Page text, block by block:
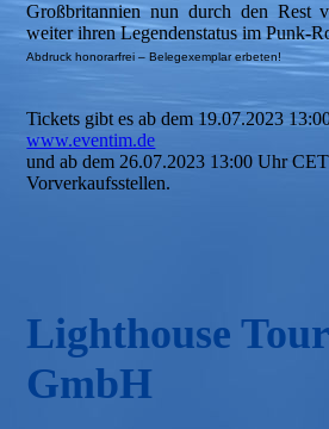
Großbritannien nun durch den Rest
weiter ihren Legendenstatus im Punk-
Abdruck honorarfrei – Belegexemplar erbeten!
Tickets gibt es ab dem 19.07.2023
www.eventim.de
und ab dem 26.07.2023 13:00 Uhr
Vorverkaufsstellen.
Lighthouse
GmbH